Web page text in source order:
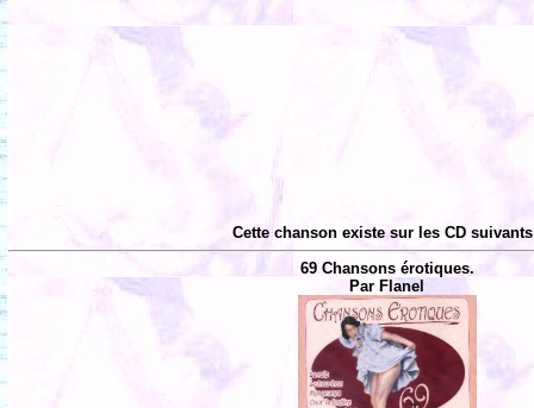
Cette chanson existe sur les CD
69 Chansons érotiques.
Par Flanel